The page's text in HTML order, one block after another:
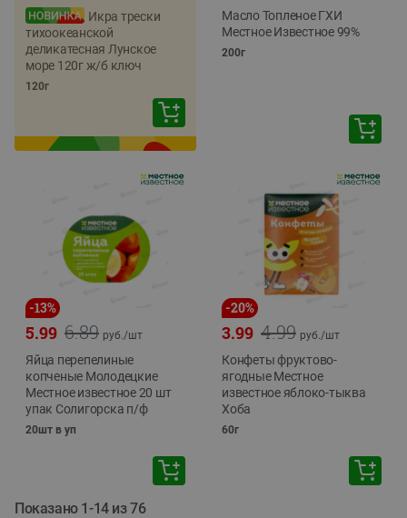
Икра трески
тихоокеанской
деликатесная Лунское
море 120г ж/б ключ
120г
Масло Топленое ГХИ
Местное Известное 99%
200г
-13%
6.89
5.99 руб./шт
Яйца перепелиные
копченые Молодецкие
Местное известное 20 шт
упак Солигорска п/ф
20шт в уп
-20%
4.99
3.99 руб./шт
Конфеты фруктово-
ягодные Местное
известное яблоко-тыква
Хоба
60г
Показано 1-14 из 76